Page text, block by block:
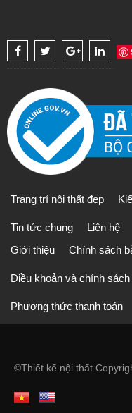
Trang trí nội thất đẹp
Tin tức chung
Liên hệ
Giới thiệu
Chính sách
Điều khoản và chính sách
Phương thức thanh toán
©Thiết kế nội thất